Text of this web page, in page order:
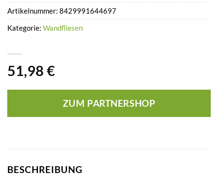
51,98 €
ZUM PARTNERSHOP
Artikelnummer: 8429991644697
Kategorie: Wandfliesen
BESCHREIBUNG